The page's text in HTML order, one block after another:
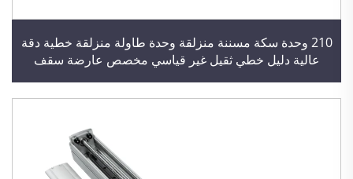
210 وحدة سكة مسننة منزلقة وحدة طاولة منزلقة خطية دقة
عالية دليل خطي ثقيل غير قياسي مخصص عارضة سقف